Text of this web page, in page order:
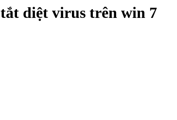
tắt diệt virus trên win 7